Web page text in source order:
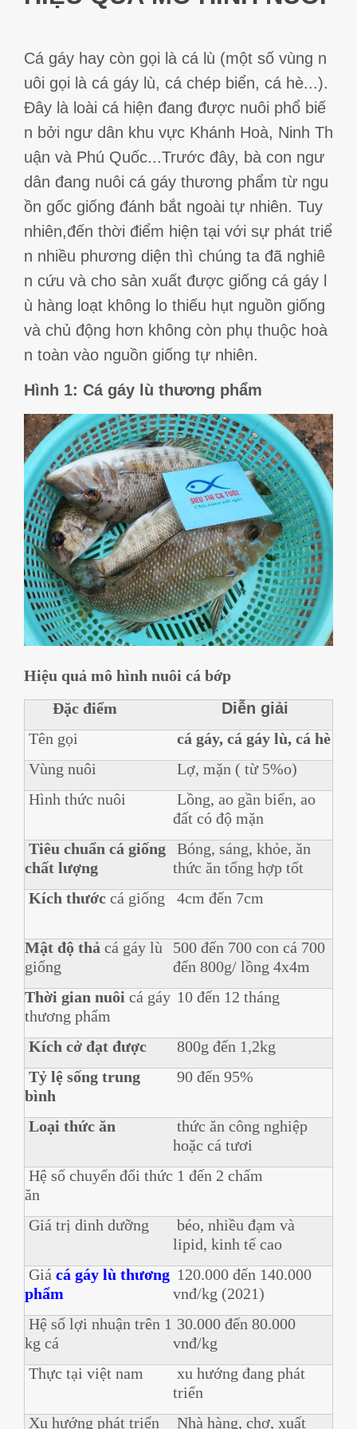
Cá Gáy Lù Giống Chất Lượng
Cá Thiên Sứ Giống Chất Lượng
Cá Mú Nghệ Xanh Chất Lượng
Ẩm Thực
Thông Tin Vận Chuyển
Cá gáy hay còn gọi là cá lù (một số vùng n
uôi gọi là cá gáy lù, cá chép biển, cá hè...).
Đây là loài cá hiện đang được nuôi phổ biế
n bởi ngư dân khu vực Khánh Hoà, Ninh Th
uận và Phú Quốc...Trước đây, bà con ngư
dân đang nuôi cá gáy thương phẩm từ ngu
ồn gốc giống đánh bắt ngoài tự nhiên. Tuy
nhiên,đến thời điểm hiện tại với sự phát triể
n nhiều phương diện thì chúng ta đã nghiê
n cứu và cho sản xuất được giống cá gáy l
ù hàng loạt không lo thiếu hụt nguồn giống
và chủ động hơn không còn phụ thuộc hoà
n toàn vào nguồn giống tự nhiên.
Hình 1: Cá gáy lù thương phẩm
Hiệu quả mô hình nuôi cá bớp
Đặc điểm
Diễn giải
Tên gọi
cá gáy, cá gáy lù, cá hè
Vùng nuôi
Lợ, mặn ( từ 5%o)
Hình thức nuôi
Lồng, ao gần biển, ao
đất có độ mặn
Tiêu chuẩn cá giống
chất lượng
Bóng, sáng, khỏe, ăn
thức ăn tổng hợp tốt
Kích thước cá giống 4cm đến 7cm
Mật độ thả cá gáy lù
giống
500 đến 700 con cá 700
đến 800g/ lồng 4x4m
Thời gian nuôi cá gáy
thương phẩm
10 đến 12 tháng
Kích cở đạt được
800g đến 1,2kg
Tỷ lệ sống trung
bình
90 đến 95%
Loại thức ăn
thức ăn công nghiệp
hoặc cá tươi
Hệ số chuyển đổi thức
ăn
1 đến 2 chấm
Giá trị dinh dưỡng
béo, nhiều đạm và
lipid, kinh tế cao
Giá cá gáy lù thương
phẩm
120.000 đến 140.000
vnđ/kg (2021)
Hệ số lợi nhuận trên 1
kg cá
30.000 đến 80.000
vnđ/kg
Thực tại việt nam
xu hướng đang phát
triển
Xu hướng phát triển
Nhà hàng, chợ, xuất